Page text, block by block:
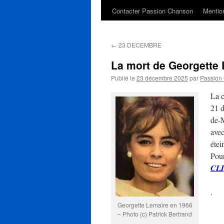
Contacter Passion Chanson
← 23 DECEMBRE
La mort de Georgette
Publié le 23 décembre 2025 par Passion
Georgette Lemaire en 1966
– Photo (c) Patrick Bertrand
La
21
de-
.